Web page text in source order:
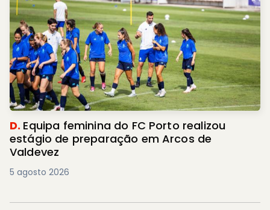
D. Equipa feminina do FC Porto realizou
estágio de preparação em Arcos de
Valdevez
5 agosto 2026